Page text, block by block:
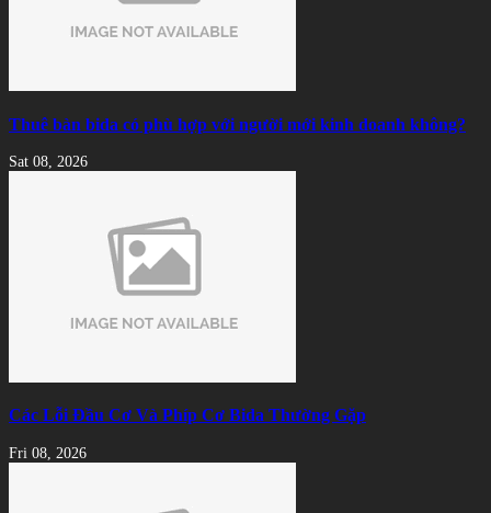
Thuê bàn bida có phù hợp với người mới kinh doanh không?
Sat 08, 2026
Các Lỗi Đầu Cơ Và Phíp Cơ Bida Thường Gặp
Fri 08, 2026